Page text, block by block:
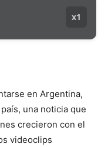
x1
en Argentina,
una noticia que
crecieron con el
videoclips